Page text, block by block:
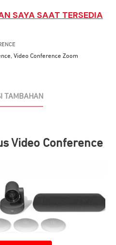
SAYA SAAT TERSEDIA
Video Conference Zoom
TAMBAHAN
Video Conference